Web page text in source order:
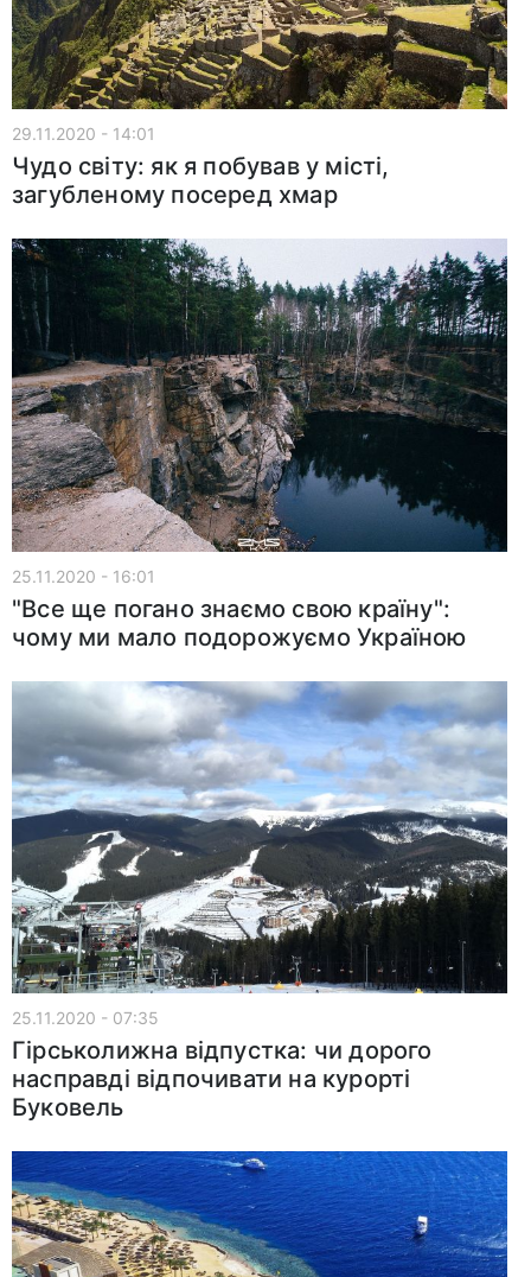
29.11.2020 - 14:01
Чудо світу: як я побував у місті,
загубленому посеред хмар
25.11.2020 - 16:01
"Все ще погано знаємо свою країну":
чому ми мало подорожуємо Україною
25.11.2020 - 07:35
Гірськолижна відпустка: чи дорого
насправді відпочивати на курорті
Буковель